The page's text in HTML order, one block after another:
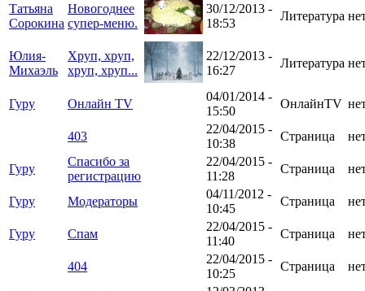
Татьяна
Сорокина
Новогоднее
супер-меню.
30/12/2013 -
18:53
Литература
Юлия-
Михаэль
Хруп, хруп,
хруп, хруп...
22/12/2013 -
16:27
Литература
Гуру Онлайн TV
04/01/2014 -
15:50
ОнлайнTV
403
22/04/2015 -
10:38
Страница
Гуру
Спасибо за
регистрацию
22/04/2015 -
11:28
Страница
Гуру Модераторы
04/11/2012 -
10:45
Страница
Гуру Спам
22/04/2015 -
11:40
Страница
404
22/04/2015 -
10:25
Страница